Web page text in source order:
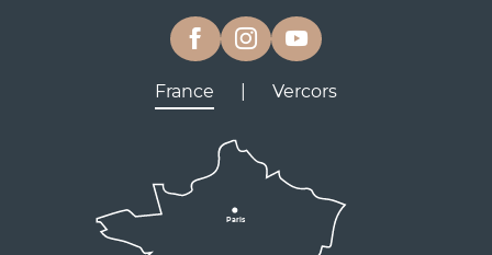
France Vercors
Paris
D531
Valence
Lyon